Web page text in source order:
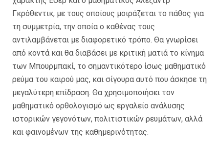
Γκρόθεντικ, με τους οποίους μοιράζεται το πάθος για
τη συμμετρία, την οποία ο καθένας τους
αντιλαμβάνεται με διαφορετικό τρόπο. Θα γνωρίσει
από κοντά και θα διαβάσει με κριτική ματιά το κίνημα
των Μπουρμπακί, το σημαντικότερο ίσως μαθηματικό
ρεύμα του καιρού μας, και σίγουρα αυτό που άσκησε τη
μεγαλύτερη επίδραση. Θα χρησιμοποιήσει τον
μαθηματικό ορθολογισμό ως εργαλείο ανάλυσης
ιστορικών γεγονότων, πολιτιστικών ρευμάτων, αλλά
και φαινομένων της καθημερινότητας.